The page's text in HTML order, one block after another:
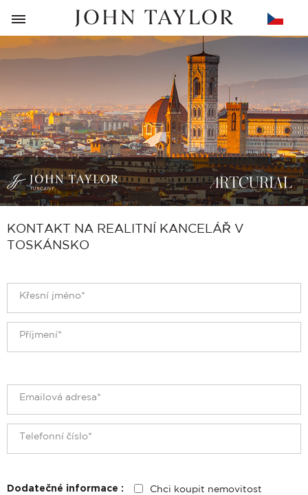
ZPĚT
KONTAKT NA REALITNÍ KANCELÁŘ V
TOSKÁNSKO
Dodatečné informace : Chci koupit nemovitost